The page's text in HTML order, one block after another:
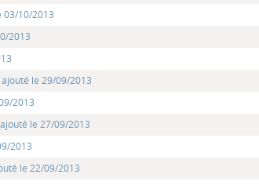
03/10/2013
2013
ajouté le 29/09/2013
2013
le 27/09/2013
2013
le 22/09/2013